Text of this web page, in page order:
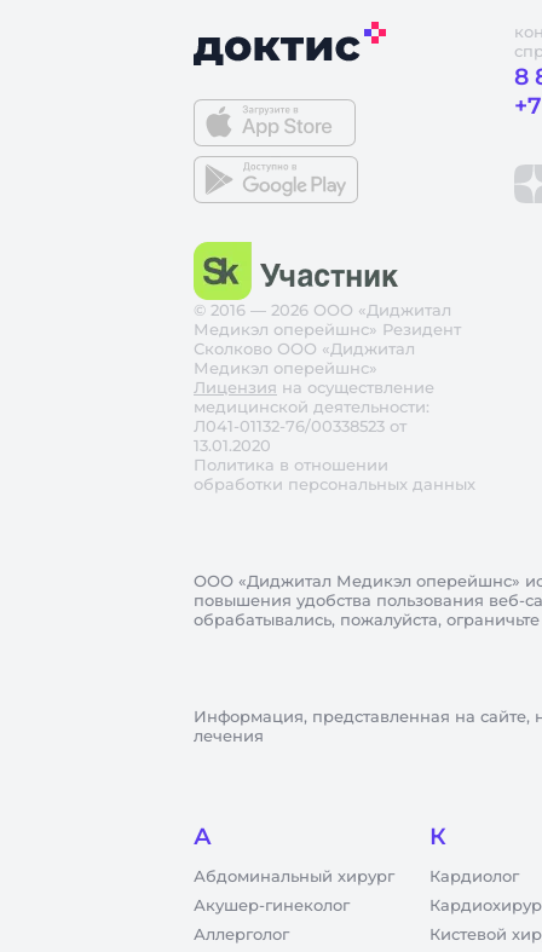
8
© 2016 — 2026 ООО «Диджитал
Медикэл оперейшнс» Резидент
Сколково ООО «Диджитал
Медикэл оперейшнс»
Лицензия на осуществление
медицинской деятельности:
Л041-01132-76/00338523 от
13.01.2020
Политика в отношении
обработки персональных данных
ООО «Диджитал Медикэл оперейшнс»
повышения удобства пользования веб-
обрабатывались, пожалуйста,
Информация, представленная на сайте,
лечения
А
Абдоминальный хирург
Акушер-гинеколог
Аллерголог
К
Кардиолог
Кистевой